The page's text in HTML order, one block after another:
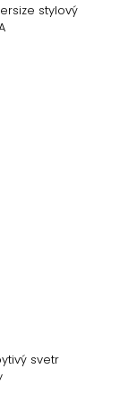
stylový
svetr